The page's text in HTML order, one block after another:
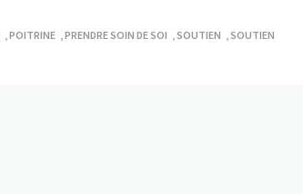
POITRINE PRENDRE SOIN DE SOI SOUTIEN
SOUTIEN